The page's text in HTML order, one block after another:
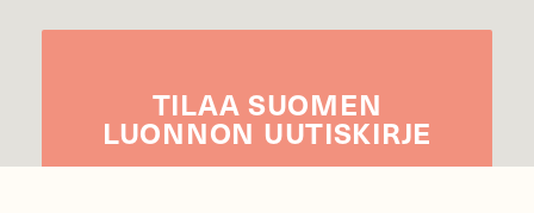
TILAA SUOMEN
LUONNON UUTIS­KIRJE